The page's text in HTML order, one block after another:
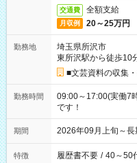
交通費 全額支給
月収例 20～25万円
勤務地
埼玉県所沢市
東所沢駅から徒歩10
■文芸資料の収集
勤務時間
09:00～17:00(実働7
です！
期間 2026年09月上旬～
特徴 履歴書不要 / 40～50